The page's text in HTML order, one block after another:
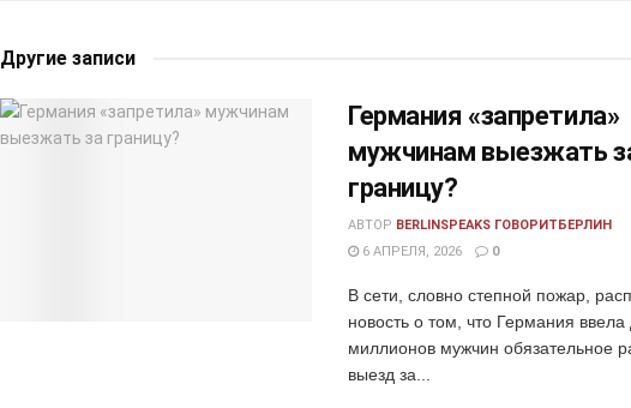
Другие записи
Германия «запретила»
мужчинам выезжать
границу?
АВТОР BERLINSPEAKS ГОВОРИТБЕРЛИН
6 АПРЕЛЯ, 2026
0
В сети, словно степной пожар,
новость о том, что Германия ввела
миллионов мужчин обязательное
выезд за...